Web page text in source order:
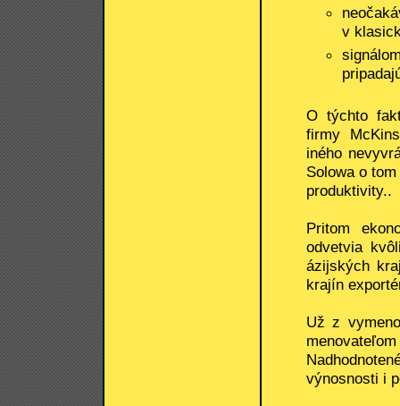
v
O týchto
firmy
iného
Solowa o
produktivity..
Pritom
odvetvia
ázijských
krajín
Už z
výnosnosti i